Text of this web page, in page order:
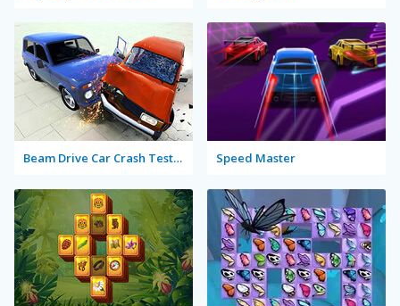
Beam Drive Car Crash Test Simulator Speed Master